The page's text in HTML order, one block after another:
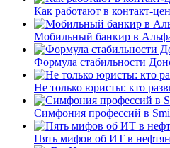
Как работают в контакт-
Мобильный банкир в
Формула стабильности
Не только юристы: кто
Симфония профессий в
Пять мифов об ИТ в